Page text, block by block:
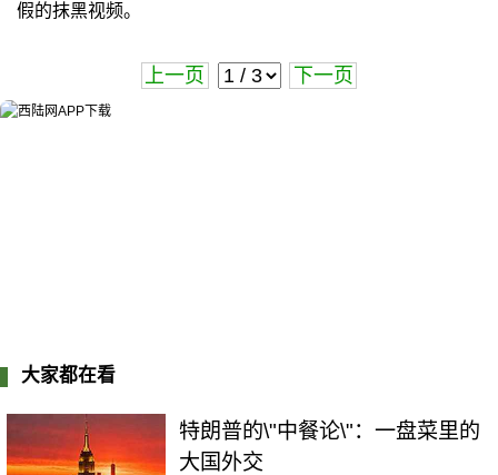
假的抹黑视频。
上一页 下一页
大家都在看
特朗普的\"中餐论\"：一盘菜里的
大国外交